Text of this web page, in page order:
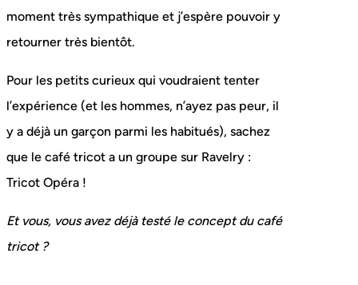
moment très sympathique et j’espère pouvoir y
retourner très bientôt.
Pour les petits curieux qui voudraient tenter
l’expérience (et les hommes, n’ayez pas peur, il
y a déjà un garçon parmi les habitués), sachez
que le café tricot a un groupe sur Ravelry :
Tricot Opéra !
Et vous, vous avez déjà testé le concept du café
tricot ?